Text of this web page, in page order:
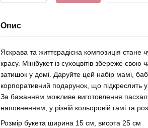
Опис
Яскрава та життєрадісна композиція
красу. Мінібукет із сухоцвітів збереже свою
затишок у домі. Даруйте цей набір мамі,
корпоративний подарунок, що підкреслить
За бажанням можливе виготовлення
наповненням, у різній кольоровій гамі та
Розмір букета ширина 15 см, висота 25 см